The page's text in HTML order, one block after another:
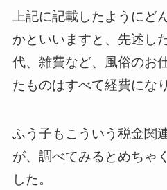
上記に記載したようにど
かといいますと、先述し
代、雑費など、風俗のお
たものはすべて経費にな
ふう子もこういう税金関
が、調べてみるとめちゃ
した。